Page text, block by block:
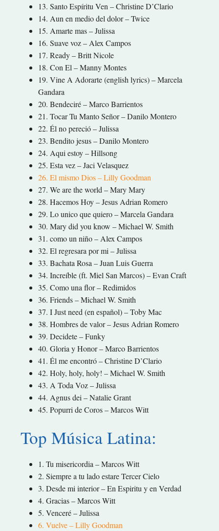
13. Santo Espíritu Ven – Christine D’Clario
14. Aun en medio del dolor – Twice
15. Amarte mas – Julissa
16. Suave voz – Alex Campos
17. Ready – Britt Nicole
18. Con El – Manny Montes
19. Vine A Adorarte (english lyrics) – Marcela
Gandara
20. Bendeciré – Marco Barrientos
21. Tocar Tu Manto Señor – Danilo Montero
22. Él no pereció – Julissa
23. Bendito jesus – Danilo Montero
24. Aqui estoy – Hillsong
25. Esta vez – Jaci Velasquez
26. El mismo Dios – Lilly Goodman
27. We are the world – Mary Mary
28. Hacemos Hoy – Jesus Adrian Romero
29. Lo unico que quiero – Marcela Gandara
30. Mary did you know – Michael W. Smith
31. como un niño – Alex Campos
32. El regresara por mi – Julissa
33. Bachata Rosa – Juan Luis Guerra
34. Increíble (ft. Miel San Marcos) – Evan Craft
35. Como una flor – Redimidos
36. Friends – Michael W. Smith
37. I Just need (en español) – Toby Mac
38. Hombres de valor – Jesus Adrian Romero
39. Decidete – Funky
40. Gloria y Honor – Marco Barrientos
41. Él me encontró – Christine D’Clario
42. Holy, holy, holy! – Michael W. Smith
43. A Toda Voz – Julissa
44. Agnus dei – Natalie Grant
45. Popurri de Coros – Marcos Witt
Top Música Latina:
1. Tu misericordia – Marcos Witt
2. Siempre a tu lado estare Tercer Cielo
3. Desde mi interior – En Espiritu y en Verdad
4. Gracias – Marcos Witt
5. Venceré – Julissa
6. Vuelve – Lilly Goodman